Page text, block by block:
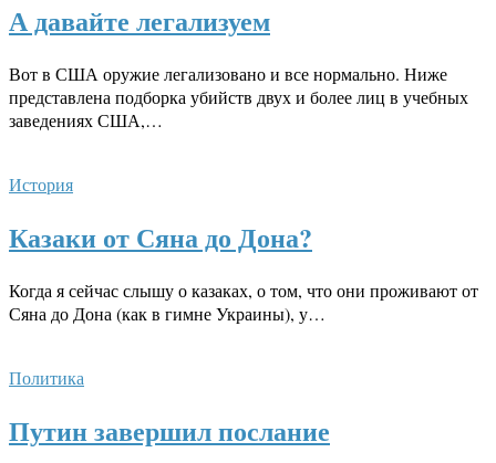
А давайте легализуем
Вот в США оружие легализовано и все нормально. Ниже
представлена подборка убийств двух и более лиц в учебных
заведениях США,…
История
Казаки от Сяна до Дона?
Когда я сейчас слышу о казаках, о том, что они проживают от
Сяна до Дона (как в гимне Украины), у…
Политика
Путин завершил послание